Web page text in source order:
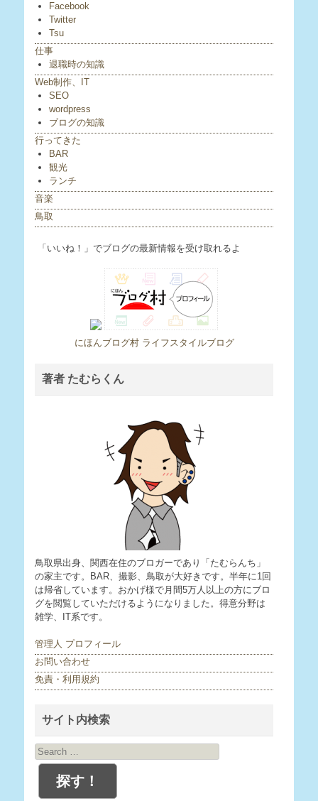
Facebook
Twitter
Tsu
仕事
退職時の知識
Web制作、IT
SEO
wordpress
ブログの知識
行ってきた
BAR
観光
ランチ
音楽
鳥取
「いいね！」でブログの最新情報を受け取れるよ
にほんブログ村 ライフスタイルブログ
著者 たむらくん
鳥取県出身、関西在住のブロガーであり「たむらんち」
の家主です。BAR、撮影、鳥取が大好きです。半年に1回
は帰省しています。おかげ様で月間5万人以上の方にブロ
グを閲覧していただけるようになりました。得意分野は
雑学、IT系です。
管理人 プロフィール
お問い合わせ
免責・利用規約
サイト内検索
Search
for: